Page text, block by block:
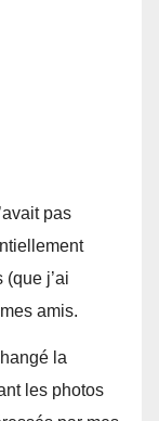
pas
j’ai
amis.
la
les photos